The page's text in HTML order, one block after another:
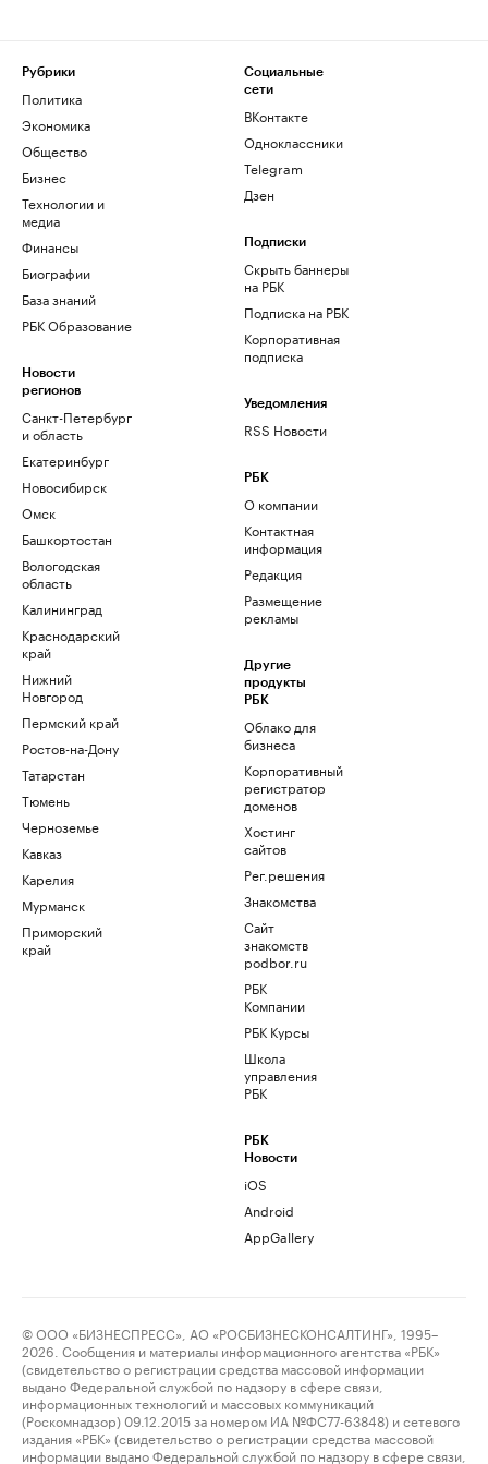
Рубрики
Политика
Экономика
Общество
Бизнес
Технологии и
медиа
Финансы
Биографии
База знаний
РБК Образование
Новости
регионов
Санкт-Петербург
и область
Екатеринбург
Новосибирск
Омск
Башкортостан
Вологодская
область
Калининград
Краснодарский
край
Нижний
Новгород
Пермский край
Ростов-на-Дону
Татарстан
Тюмень
Черноземье
Кавказ
Карелия
Мурманск
Приморский
край
Социальные
сети
ВКонтакте
Одноклассники
Telegram
Дзен
Подписки
Скрыть баннеры
на РБК
Подписка на РБК
Корпоративная
подписка
Уведомления
RSS Новости
РБК
О компании
Контактная
информация
Редакция
Размещение
рекламы
Другие
продукты
РБК
Облако для
бизнеса
Корпоративный
регистратор
доменов
Хостинг
сайтов
Рег.решения
Знакомства
Сайт
знакомств
podbor.ru
РБК
Компании
РБК Курсы
Школа
управления
РБК
РБК
Новости
iOS
Android
AppGallery
© ООО «БИЗНЕСПРЕСС», АО «РОСБИЗНЕСКОНСАЛТИНГ», 1995–
2026. Сообщения и материалы информационного агентства «РБК»
(свидетельство о регистрации средства массовой информации
выдано Федеральной службой по надзору в сфере связи,
информационных технологий и массовых коммуникаций
(Роскомнадзор) 09.12.2015 за номером ИА №ФС77-63848) и сетевого
издания «РБК» (свидетельство о регистрации средства массовой
информации выдано Федеральной службой по надзору в сфере связи,